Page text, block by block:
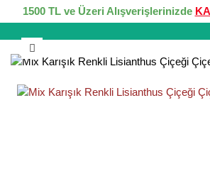
1500 TL ve Üzeri Alışverişlerinizde